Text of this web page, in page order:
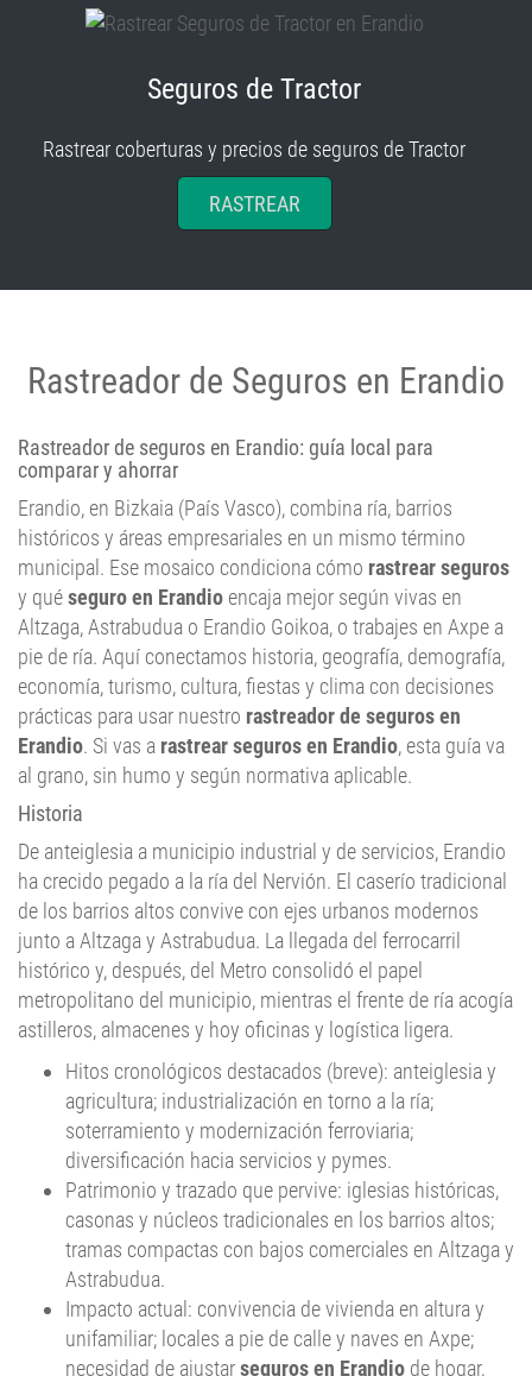
Rastrear coberturas y precios de seguros de Tractor
RASTREAR
Rastreador de seguros en Erandio: guía local para
Erandio, en Bizkaia (País Vasco), combina ría, barrios
históricos y áreas empresariales en un mismo término
municipal. Ese mosaico condiciona cómorastrear seguros
y quéseguro en Erandioencaja mejor según vivas en
Altzaga, Astrabudua o Erandio Goikoa, o trabajes en Axpe a
pie de ría. Aquí conectamos historia, geografía, demografía,
economía, turismo, cultura, fiestas y clima con decisiones
prácticas para usar nuestro rastreador de seguros en
Erandio. Si vas arastrear seguros en Erandio, esta guía va
al grano, sin humo y según normativa aplicable.
Historia
De anteiglesia a municipio industrial y de servicios, Erandio
ha crecido pegado a la ría del Nervión. El caserío tradicional
de los barrios altos convive con ejes urbanos modernos
junto a Altzaga y Astrabudua. La llegada del ferrocarril
histórico y, después, del Metro consolidó el papel
metropolitano del municipio, mientras el frente de ría acogía
astilleros, almacenes y hoy oficinas y logística ligera.
Hitos cronológicos destacados (breve): anteiglesia y
agricultura; industrialización en torno a la ría;
soterramiento y modernización ferroviaria;
diversificación hacia servicios y pymes.
Patrimonio y trazado que pervive: iglesias históricas,
casonas y núcleos tradicionales en los barrios altos;
tramas compactas con bajos comerciales en Altzaga y
Astrabudua.
Impacto actual: convivencia de vivienda en altura y
unifamiliar; locales a pie de calle y naves en Axpe;
necesidad de ajustar seguros en Erandio de hogar,
comunidad, comercio yresponsabilidad civil.